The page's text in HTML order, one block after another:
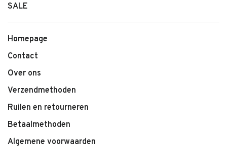
SALE
Homepage
Contact
Over ons
Verzendmethoden
Ruilen en retourneren
Betaalmethoden
Algemene voorwaarden